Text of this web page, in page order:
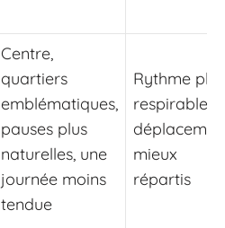
Centre,
quartiers
emblématiques,
pauses plus
naturelles, une
journée moins
tendue
Rythme plus
respirable,
mieux
répartis